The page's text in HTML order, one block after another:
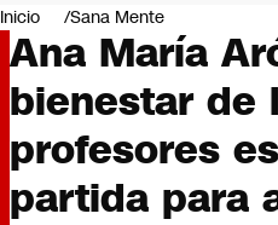
Negocios
Deportes
Programas completos
Cultura
Servicios
Bits
CNN tiempo
Inicio Sana Mente
Ana María
bienestar de
profesores
partida para